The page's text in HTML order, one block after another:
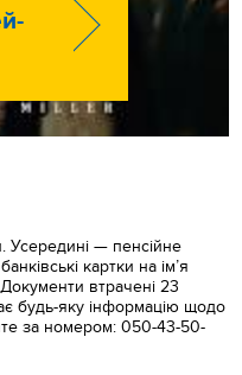
Усередині — пенсійне
картки на ім’я
втрачені 23
будь-яку інформацію щодо
за номером: 050-43-50-